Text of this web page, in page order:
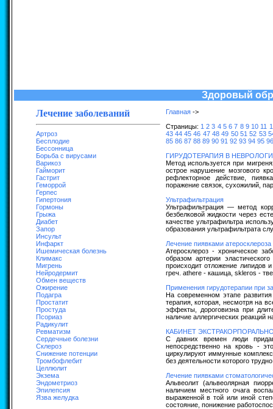
Здоровый
Лечение заболеваний
Артроз
Бесплодие
Бессонница
Борьба с вирусами
Варикоз
Гайморит
Гастрит
Геморрой
Герпес
Гипертония
Гормоны
Грыжа
Диабет
Запор
Инсульт
Инфаркт
Ишемическая болезнь
Климакс
Мигрень
Нейродермит
Обмен веществ
Ожирение
Подагра
Простатит
Простуда
Псориаз
Радикулит
Ревматизм
Сердечные болезни
Склероз
Снижение потенции
Тромбофлебит
Целлюлит
Экзема
Эндометриоз
Эпилепсия
Язва желудка
Главная->
Страницы: 1 2 3 4 5 6 7 8 9 10 11
43 44 45 46 47 48 49 50 51 52 53
85 86 87 88 89 90 91 92 93 94 95 96
ГИРУДОТЕРАПИЯ В
Метод используется при
острое нарушение мозгового
рефлекторное действие,
поражение связок, сухожилий,
Ультрафильтрация
Ультрафильтрация — метод
безбелковой жидкости через
качестве ультрафильтра
образования ультрафильтрата
Лечение пиявками атеросклероза
Атеросклероз - хроническое
образом артерии
происходит отложение липидов
греч. athere - кашица, skleros -
Применения гирудотерапии при
На современном этапе
терапия, которая, несмотря на
эффекты, дороговизна при
наличие аллергических реакций
КАБИНЕТ
С давних времен люди
непосредственно на кровь -
циркулируют иммунные
без деятельности которого
Лечение пиявками
Альвеолит (альвеолярная
наличием местного очага
выраженной в той или иной
состояние, понижение